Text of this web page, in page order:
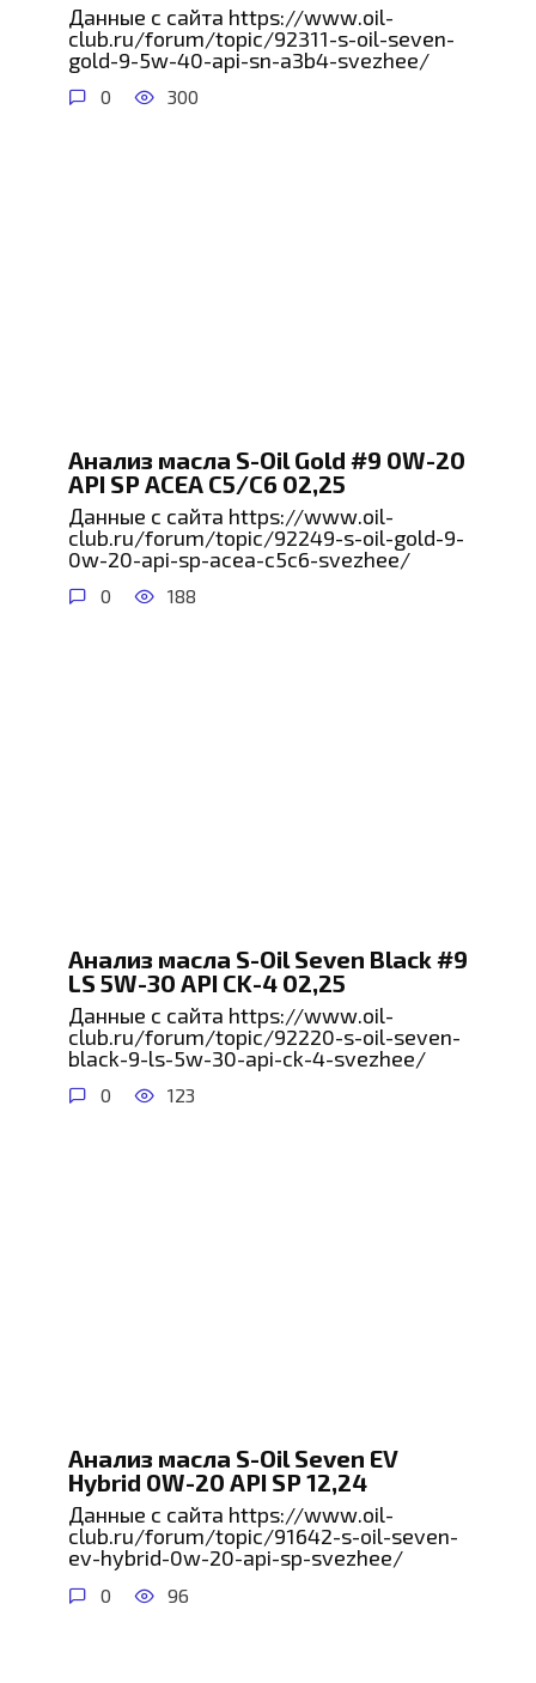
Данные с сайта https://www.oil-
club.ru/forum/topic/92311-s-oil-seven-
gold-9-5w-40-api-sn-a3b4-svezhee/
0 300
Анализ масла S-Oil Gold #9 0W-20
API SP ACEA C5/C6 02,25
Данные с сайта https://www.oil-
club.ru/forum/topic/92249-s-oil-gold-9-
0w-20-api-sp-acea-c5c6-svezhee/
0 188
Анализ масла S-Oil Seven Black #9
LS 5W-30 API CK-4 02,25
Данные с сайта https://www.oil-
club.ru/forum/topic/92220-s-oil-seven-
black-9-ls-5w-30-api-ck-4-svezhee/
0 123
Анализ масла S-Oil Seven EV
Hybrid 0W-20 API SP 12,24
Данные с сайта https://www.oil-
club.ru/forum/topic/91642-s-oil-seven-
ev-hybrid-0w-20-api-sp-svezhee/
0 96